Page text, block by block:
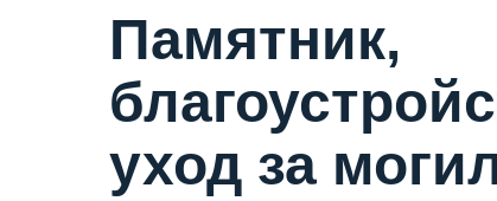
Памятник,
уход за